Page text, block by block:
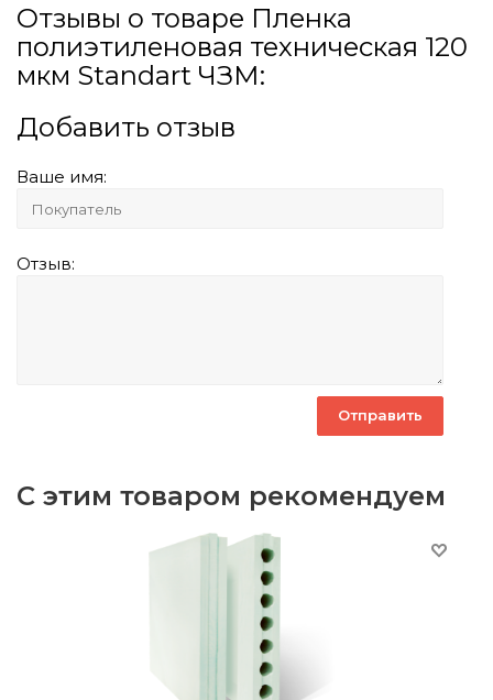
Отзывы о товаре Пленка
полиэтиленовая техническая 120
мкм Standart ЧЗМ:
Добавить отзыв
Ваше имя:
Отзыв:
С этим товаром рекомендуем